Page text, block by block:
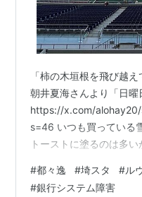
「柿の木垣根を飛び越
朝井夏海さんより「日曜
https://x.com/
s=46 いつも買っている
トーストに塗るのは多
カゴに入れてしまったら
#都々逸 #埼スタ #ル
#銀行システム障害